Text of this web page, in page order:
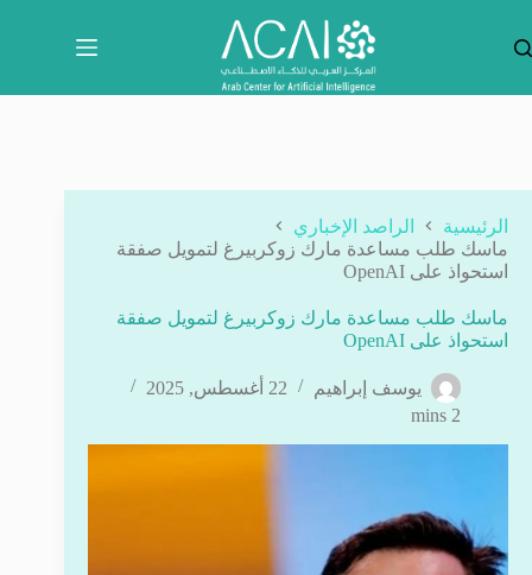
المحتوى
الرئيسية
الراصد الإخباري
ماسك طلب مساعدة مارك زوكربيرغ لتمويل صفقة
استحواذ على OpenAI
ماسك طلب مساعدة مارك زوكربيرغ لتمويل صفقة
استحواذ على OpenAI
يوسف إبراهيم
22 أغسطس, 2025
2 mins